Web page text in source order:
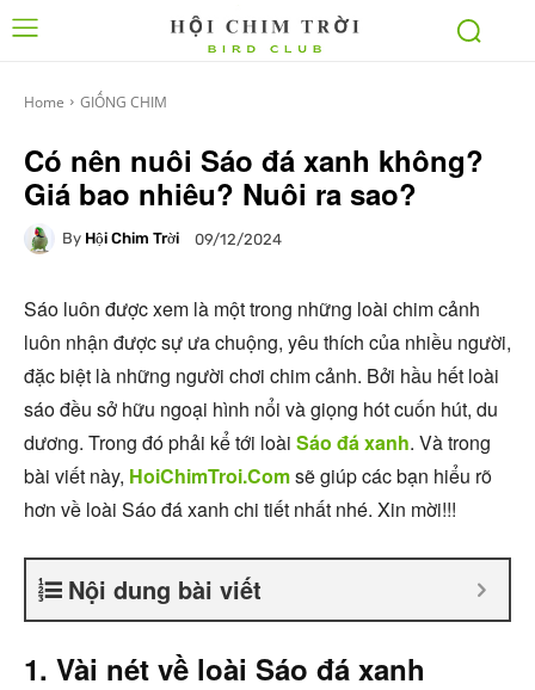
Home GIỐNG CHIM
Có nên nuôi Sáo đá xanh không?
Giá bao nhiêu? Nuôi ra sao?
By Hội Chim Trời 09/12/2024
Sáo luôn được xem là một trong những loài chim cảnh
luôn nhận được sự ưa chuộng, yêu thích của nhiều người,
đặc biệt là những người chơi chim cảnh. Bởi hầu hết loài
sáo đều sở hữu ngoại hình nổi và giọng hót cuốn hút, du
dương. Trong đó phải kể tới loài Sáo đá xanh. Và trong
bài viết này, HoiChimTroi.Comsẽ giúp các bạn hiểu rõ
hơn về loài Sáo đá xanh chi tiết nhất nhé. Xin mời!!!
Nội dung bài viết
1. Vài nét về loài Sáo đá xanh